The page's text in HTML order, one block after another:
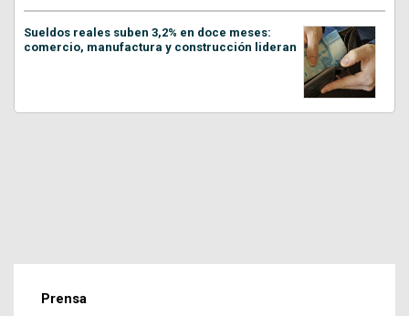
Sueldos reales suben 3,2% en doce meses:
comercio, manufactura y construcción lideran
Prensa